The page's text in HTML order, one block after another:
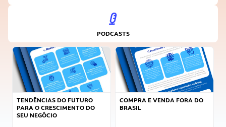
PODCASTS
TENDÊNCIAS DO FUTURO
PARA O CRESCIMENTO DO
SEU NEGÓCIO
COMPRA E VENDA FORA DO
BRASIL